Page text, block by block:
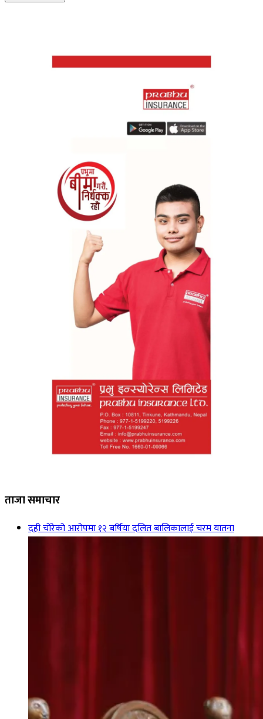
ताजा समाचार
दही चोरेको आरोपमा १२ बर्षिया दलित बालिकालाई चरम यातना